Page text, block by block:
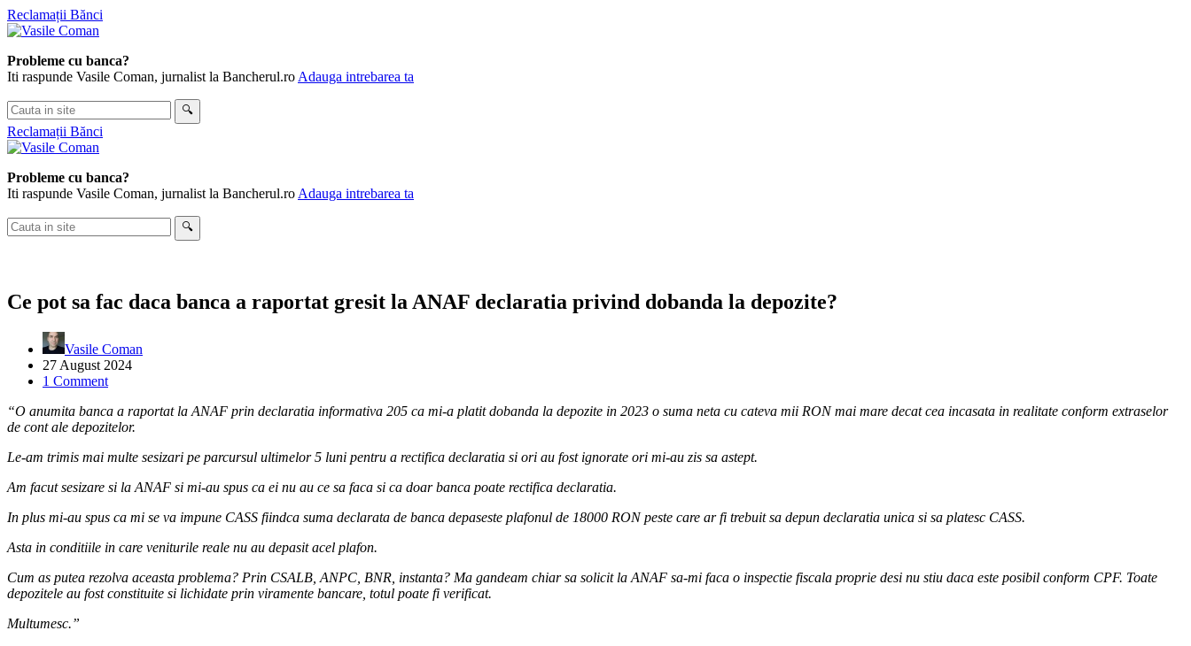
Skip
to
Reclamații Bănci
Probleme cu banca?
Iti raspunde Vasile Coman, jurnalist la Bancherul.ro Adauga intrebarea ta
Cauta
in
site
🔍
Reclamații Bănci
Probleme cu banca?
Iti raspunde Vasile Coman, jurnalist la Bancherul.ro Adauga intrebarea ta
Cauta
in
🔍
Ce pot sa fac daca banca a raportat gresit la ANAF declaratia privind dobanda la depozite?
Vasile Coman
27 August 2024
1 Comment
“O anumita banca a raportat la ANAF prin declaratia informativa 205 ca mi-a platit dobanda la depozite in 2023 o suma neta cu cateva mii RON mai mare decat cea incasata in realitate conform extraselor
de cont ale depozitelor.
Le-am trimis mai multe sesizari pe parcursul ultimelor 5 luni pentru a rectifica declaratia si ori au fost ignorate ori mi-au zis sa astept.
Am facut sesizare si la ANAF si mi-au spus ca ei nu au ce sa faca si ca doar banca poate rectifica declaratia.
In plus mi-au spus ca mi se va impune CASS fiindca suma declarata de banca depaseste plafonul de 18000 RON peste care ar fi trebuit sa depun declaratia unica si sa platesc CASS.
Asta in conditiile in care veniturile reale nu au depasit acel plafon.
Cum as putea rezolva aceasta problema? Prin CSALB, ANPC, BNR, instanta? Ma gandeam chiar sa solicit la ANAF sa-mi faca o inspectie fiscala proprie desi nu stiu daca este posibil conform CPF. Toate
depozitele au fost constituite si lichidate prin viramente bancare, totul poate fi verificat.
Multumesc.”